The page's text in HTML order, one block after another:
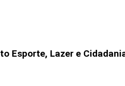
Esporte, Lazer e